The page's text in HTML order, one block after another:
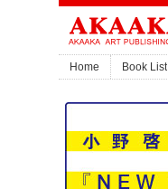
Home Book List